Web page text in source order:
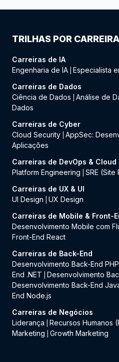
TRILHAS POR CARREIRA
Carreiras de IA
Engenharia de IA Especialista
Carreiras de Dados
Ciência de Dados
Análise de
Dados
Carreiras de Cyber
Cloud Security AppSec:
Aplicações
Carreiras de DevOps & Cloud
Platform Engineering
SRE (Site
Carreiras de UX & UI
UI Design
UX Design
Carreiras de Mobile & Front-
Desenvolvimento Mobile com
Front-End React
Carreiras de Back-End
Desenvolvimento Back-End PHP
End .NET
Desenvolvimento
Desenvolvimento Back-End
End Node.js
Carreiras de Negócios
Liderança
Recursos Humanos
Marketing
Growth Marketing